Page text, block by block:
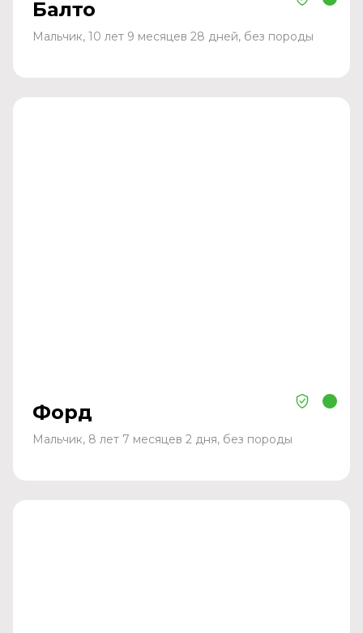
Балто
Мальчик, 10 лет 9 месяцев 28 дней, без породы
Форд
Мальчик, 8 лет 7 месяцев 2 дня, без породы